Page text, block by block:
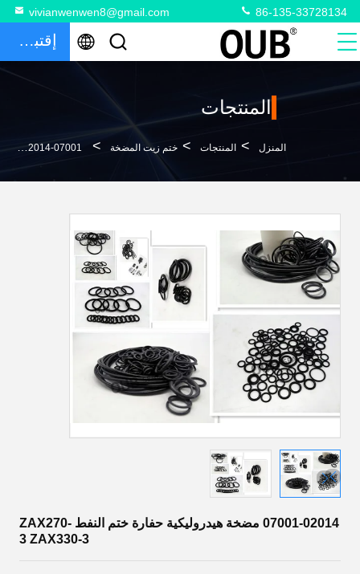
vivianwenwen8@gmail.com 86-135-33728134
إقتباس
المنتجات
المنزل > المنتجات > ختم زيت المضخة > 07001-02014 مضخة هيدروليكية حفارة ختم النفط ZAX270-3 ZAX330-3
07001-02014 مضخة هيدروليكية حفارة ختم النفط ZAX270-
3 ZAX330-3